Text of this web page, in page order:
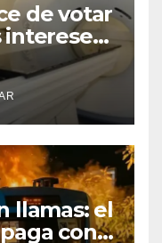
de votar
en la
llamas: el
con